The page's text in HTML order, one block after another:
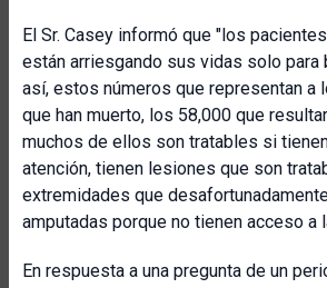
El Sr. Casey informó que "los
están arriesgando sus vidas solo para
así, estos números que representan a
que han muerto, los 58,000 que
muchos de ellos son tratables si
atención, tienen lesiones que son
extremidades que
amputadas porque no tienen acceso a
En respuesta a una pregunta de un